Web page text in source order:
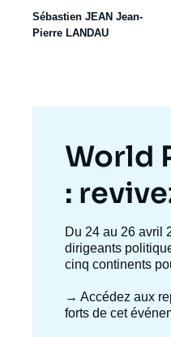
Sébastien JEAN Jean-
Pierre LANDAU
Titre
mis
en
avant
World
:
Texte
accroche
Du 24 au 26 avril
dirigeants
cinq continents
→ Accédez aux
forts de cet